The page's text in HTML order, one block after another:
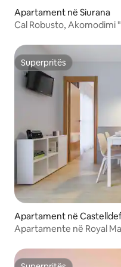
Apartament në Siurana
Cal Robusto, Akomodimi
Superpritës
Superpritës
Apartament në
Apartamente në Royal